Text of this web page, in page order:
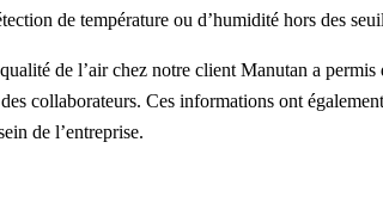
de température ou d’humidité hors des
de l’air chez notre client Manutan a permis
collaborateurs. Ces informations ont
de l’entreprise.